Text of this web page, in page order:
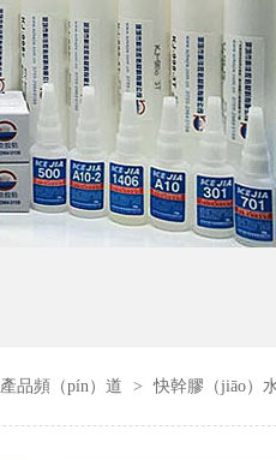
產品頻（pín）道 > 快幹膠（jiāo）